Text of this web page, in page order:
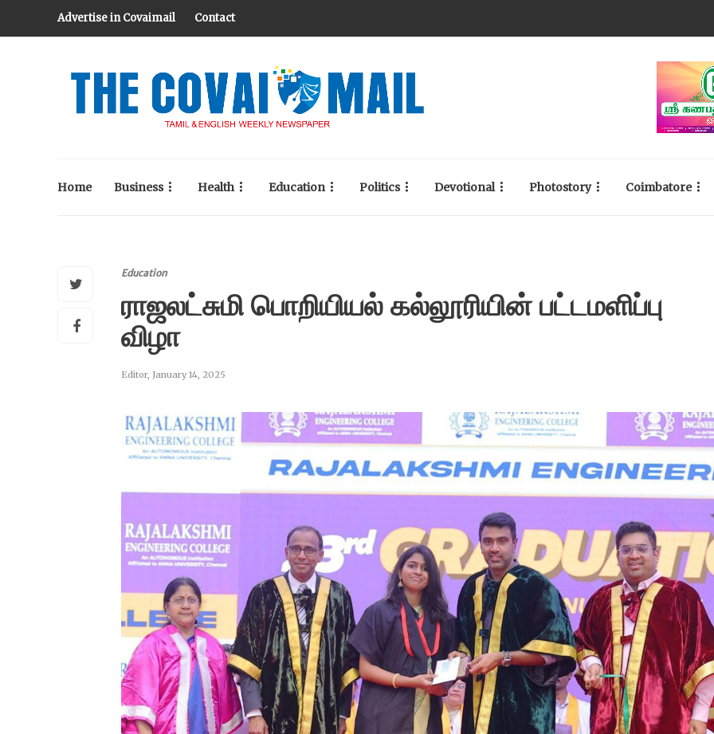
Advertise in Covaimail Contact
Home Business Health Education Politics Devotional Photostory Coimbatore
Education
ராஜலட்சுமி பொறியியல் கல்லூரியின் பட்டமளிப்பு
விழா
Editor, January 14, 2025